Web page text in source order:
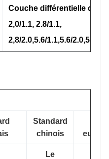
Couche différentielle
2,0/1.1, 2.8/1.1,
2,8/2.0,5.6/1.1,5.6/2.0,5.6/
Standard
chinois
Le